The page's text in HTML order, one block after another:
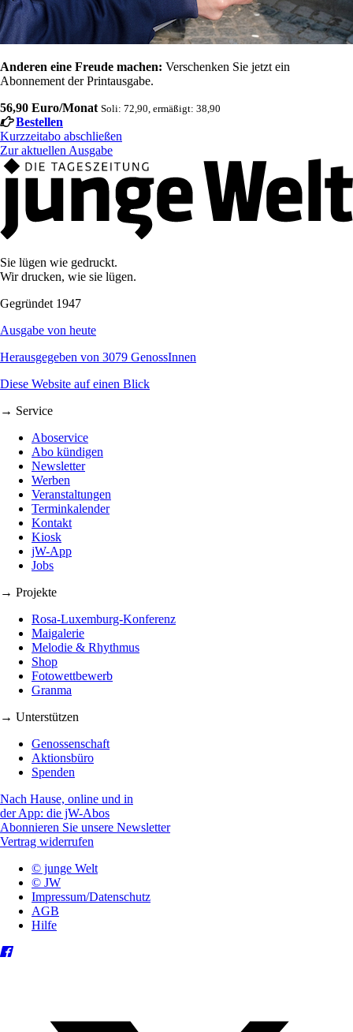
Anderen eine Freude machen: Verschenken Sie jetzt ein
Abonnement der Printausgabe.
56,90 Euro/Monat Soli: 72,90, ermäßigt: 38,90
Bestellen
Kurzzeitabo abschließen
Zur aktuellen Ausgabe
Sie lügen wie gedruckt.
Wir drucken, wie sie lügen.
Gegründet 1947
Ausgabe von heute
Herausgegeben von 3079 GenossInnen
Diese Website auf einen Blick
→ Service
Aboservice
Abo kündigen
Newsletter
Werben
Veranstaltungen
Terminkalender
Kontakt
Kiosk
jW-App
Jobs
→ Projekte
Rosa-Luxemburg-Konferenz
Maigalerie
Melodie & Rhythmus
Shop
Fotowettbewerb
Granma
→ Unterstützen
Genossenschaft
Aktionsbüro
Spenden
Nach Hause, online und in
der App: die jW-Abos
Abonnieren Sie unsere Newsletter
Vertrag widerrufen
© junge Welt
© JW
Impressum/Datenschutz
AGB
Hilfe